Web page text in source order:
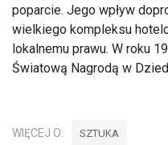
poparcie. Jego wpływ
wielkiego kompleksu
lokalnemu prawu. W roku
Światową Nagrodą w
WIĘCEJ O: SZTUKA